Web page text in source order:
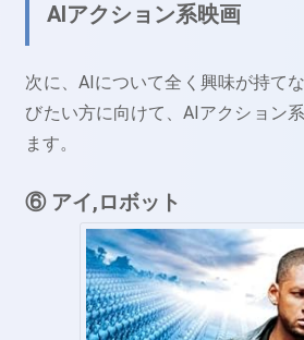
AIアクション系映画
次に、AIについて全く興味が持て
びたい方に向けて、AIアクション
ます。
⑥ アイ,ロボット